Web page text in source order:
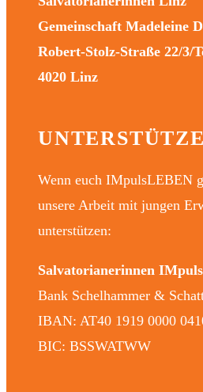
Gemeinschaft Madeleine
Robert-Stolz-Straße 22/3/
4020 Linz
Wenn euch IMpulsLEBEN
unsere Arbeit mit jungen
unterstützen:
Salvatorianerinnen
Bank Schelhammer &
IBAN: AT40 1919 0000
BIC: BSSWATWW